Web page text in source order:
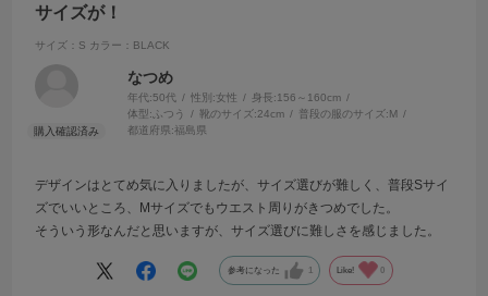
サイズが！
サイズ：S カラー：BLACK
なつめ
年代:50代 性別:女性 身長:156～160cm
体型: ふつう 靴のサイズ:24cm 普段の服のサイズ:M
都道府県:福島県
デザインはとてめ気に入りましたが、サイズ選びが難しく、普段Sサイ
ズでいいところ、Мサイズでもウエスト周りがきつめでした。
そういう形なんだと思いますが、サイズ選びに難しさを感じました。
参考になった Like! 0